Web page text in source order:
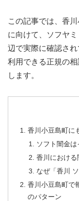
この記事では、香
に向けて、ソフヤ
辺で実際に確認さ
利用できる正規の
します。
香川小豆島町に
ソフト闇金
香川におけ
なぜ「香川
香川小豆島町で
のパターン